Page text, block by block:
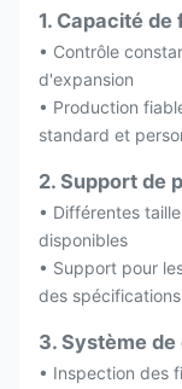
1. Capacité
• Contrôle
d'expansion
• Production
standard et
2. Support de
• Différentes
disponibles
• Support pour
des spécifications
3. Système
• Inspection des